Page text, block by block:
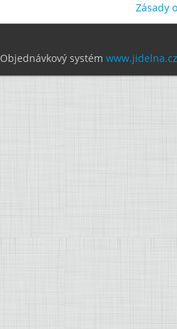
Zásady
Objednávkový systém www.jidelna.cz